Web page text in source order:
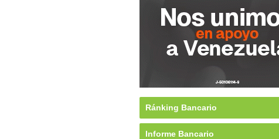
Ránking Bancario
Informe Bancario